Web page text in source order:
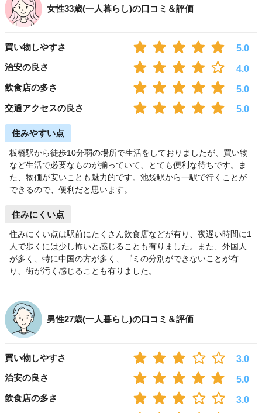
女性33歳(一人暮らし)の口コミ＆評価
買い物しやすさ
5.0
治安の良さ
4.0
飲食店の多さ
5.0
交通アクセスの良さ
5.0
住みやすい点
板橋駅から徒歩10分弱の場所で生活をしておりましたが、買い物
など生活で必要なものが揃っていて、とても便利な待ちです。ま
た、物価が安いことも魅力的です。池袋駅から一駅で行くことが
できるので、便利だと思います。
住みにくい点
住みにくい点は駅前にたくさん飲食店などが有り、夜遅い時間に1
人で歩くには少し怖いと感じることも有りました。また、外国人
が多く、特に中国の方が多く、ゴミの分別ができないことが有
り、街が汚く感じることも有りました。
男性27歳(一人暮らし)の口コミ＆評価
買い物しやすさ
3.0
治安の良さ
5.0
飲食店の多さ
3.0